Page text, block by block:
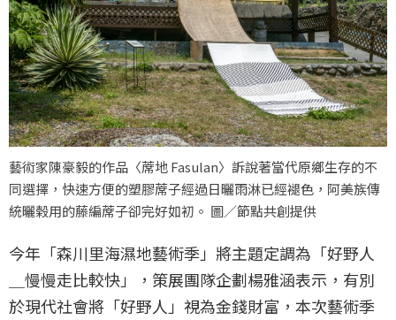
藝術家陳豪毅的作品〈蓆地 Fasulan〉訴說著當代原鄉生存的不
同選擇，快速方便的塑膠蓆子經過日曬雨淋已經褪色，阿美族傳
統曬榖用的藤編蓆子卻完好如初。 圖／節點共創提供
今年「森川里海濕地藝術季」將主題定調為「好野人
＿慢慢走比較快」，策展團隊企劃楊雅涵表示，有別
於現代社會將「好野人」視為金錢財富，本次藝術季